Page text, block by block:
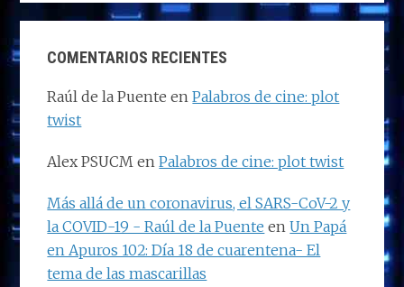
COMENTARIOS RECIENTES
Raúl de la Puente enPalabros de cine: plot
twist
Alex PSUCM enPalabros de cine: plot twist
Más allá de un coronavirus, el SARS-CoV-2 y
la COVID-19 - Raúl de la Puente enUn Papá
en Apuros 102: Día 18 de cuarentena- El
tema de las mascarillas